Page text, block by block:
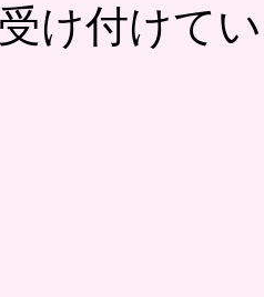
け付けて